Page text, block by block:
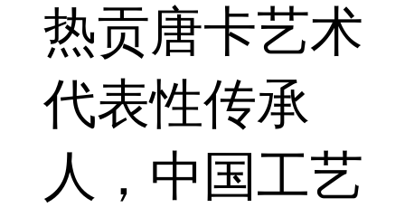
热贡唐卡艺术
代表性传承
人，中国工艺